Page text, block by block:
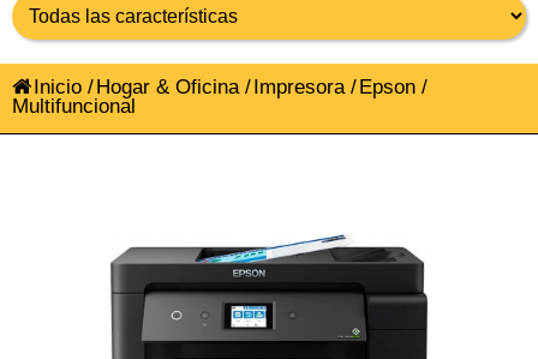
Inicio /Hogar & Oficina /Impresora /Epson /
Multifuncional